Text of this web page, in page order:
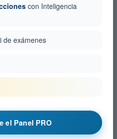
con Inteligencia
de exámenes
el Panel PRO